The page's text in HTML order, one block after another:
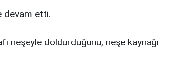
devam etti.
neşeyle doldurduğunu, neşe kaynağı